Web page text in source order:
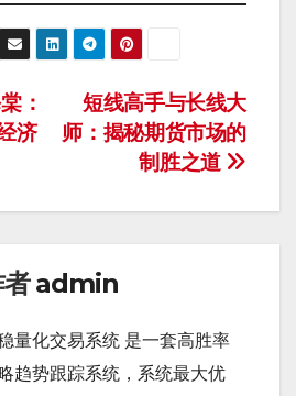
短线高手与长线大
师：揭秘期货市场的
制胜之道
：
济
admin
量化交易系统 是一套高胜率
趋势跟踪系统，系统最大优